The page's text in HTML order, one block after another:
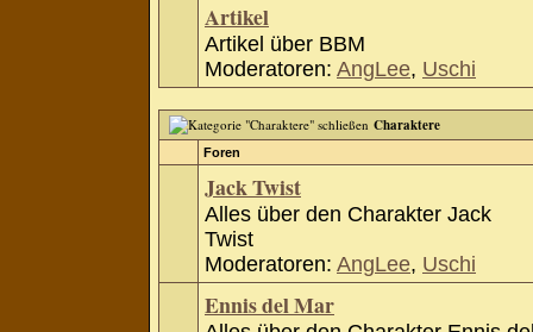
Artikel
Artikel über BBM
Moderatoren: AngLee, Uschi
Charaktere
Foren
Jack Twist
Alles über den Charakter Jack
Twist
Moderatoren: AngLee, Uschi
Ennis del Mar